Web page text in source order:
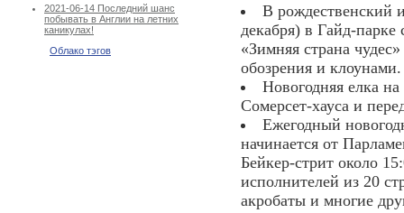
2021-06-14 Последний шанс
побывать в Англии на летних
каникулах!
Облако тэгов
В рождественский
декабря) в Гайд-парке
«Зимняя страна
обозрения и
Новогодняя елка
Сомерсет-хауса и
Ежегодный
начинается от
Бейкер-стрит около
исполнителей из 20
акробаты и многие